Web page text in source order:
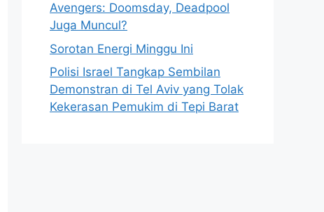
Avengers: Doomsday, Deadpool
Juga Muncul?
Sorotan Energi Minggu Ini
Polisi Israel Tangkap Sembilan
Demonstran di Tel Aviv yang Tolak
Kekerasan Pemukim di Tepi Barat